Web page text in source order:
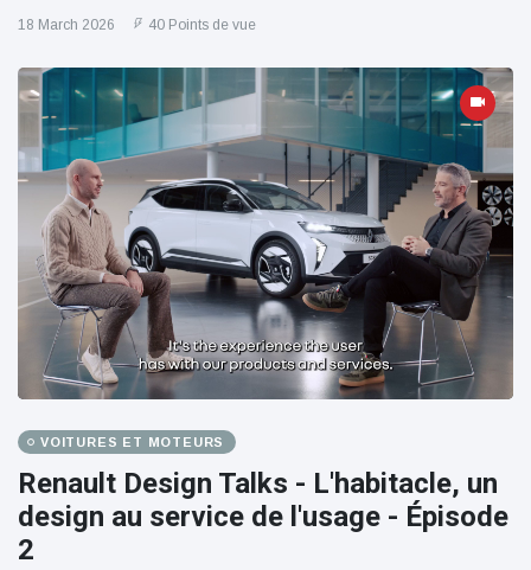
18 March 2026 40 Points de vue
VOITURES ET MOTEURS
Renault Design Talks - L'habitacle, un
design au service de l'usage - Épisode
2